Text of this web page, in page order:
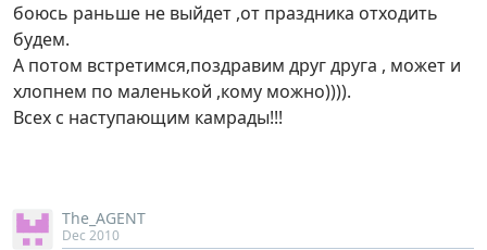
боюсь раньше не выйдет ,от праздника отходить
будем.
А потом встретимся,поздравим друг друга , может и
хлопнем по маленькой ,кому можно)))).
Всех с наступающим камрады!!!
The_AGENT
Dec 2010